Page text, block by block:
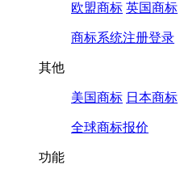
欧盟商标 英国商标
商标系统注册登录
其他
美国商标 日本商标
全球商标报价
功能